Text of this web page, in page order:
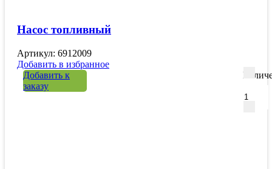
Насос топливный
Артикул: 6912009
Добавить в избранное
Добавить к
заказу